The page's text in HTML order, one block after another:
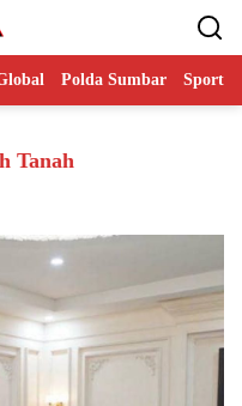
Polda Sumbar Sports
Tanah